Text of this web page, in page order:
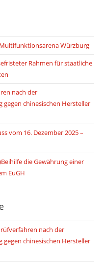
Würzburg
Rahmen für staatliche
nach der
chinesischen Hersteller
vom 16. Dezember 2025 –
die Gewährung einer
EuGH
nach der
chinesischen Hersteller